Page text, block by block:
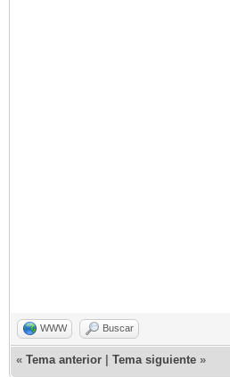
WWW Buscar
« Tema anterior Tema siguiente »